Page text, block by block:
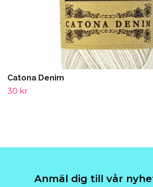
Catona Denim
30 kr
Anmäl dig till vår